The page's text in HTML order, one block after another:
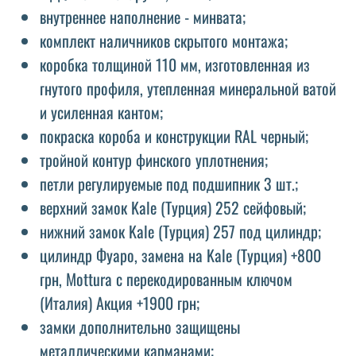
внутреннее наполнение - минвата;
комплект наличников скрытого монтажа;
коробка толщиной 110 мм, изготовленная из
гнутого профиля, утепленная минеральной ватой
и усиленная кантом;
покраска короба и конструкции RAL черный;
тройной контур финского уплотнения;
петли регулируемые под подшипник 3 шт.;
верхний замок Kale (Турция) 252 сейфовый;
нижний замок Kale (Турция) 257 под цилиндр;
цилиндр Фуаро, замена на Kale (Турция) +800
грн, Mottura с перекодированным ключом
(Италия) Акция +1900 грн;
замки дополнительно защищены
металлическими карманами;